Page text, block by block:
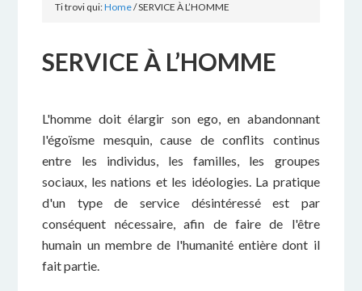
Ti trovi qui:Home/SERVICE À L’HOMME
SERVICE À L’HOMME
L'homme doit élargir son ego, en abandonnant
l'égoïsme mesquin, cause de conflits continus
entre les individus, les familles, les groupes
sociaux, les nations et les idéologies. La pratique
d'un type de service désintéressé est par
conséquent nécessaire, afin de faire de l'être
humain un membre de l'humanité entière dont il
fait partie.